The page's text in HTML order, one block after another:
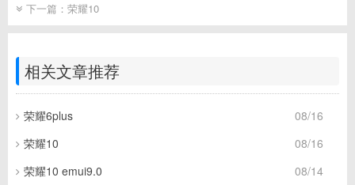
下一篇： 荣耀10
相关文章推荐
08/16
荣耀6plus
08/16
荣耀10
08/14
荣耀10 emui9.0